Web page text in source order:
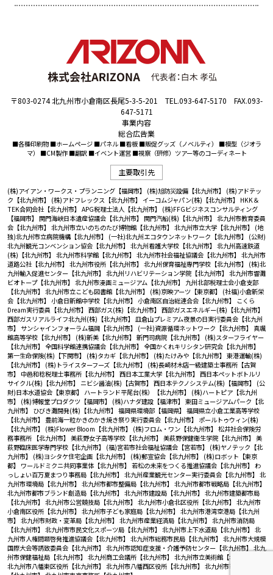
〒803-0274 北九州市小倉南区長尾5-3-5-201 TEL.093-647-5170 FAX.093-
647-5171
事業内容
総合広告業
■各種印刷物 ■ホームページ ■パネル ■看板 ■販促グッズ（ノベルティ） ■模型（ジオラ
マ） ■CM製作 ■翻訳 ■イベント運営 ■視察（研修）ツアー等のコーディネート
主要取引先
(株)アイアン・ワークス・プランニング【福岡市】 (株)旭防災設備【北九州市】 (株)アドテッ
ク【北九州市】 (株)アドフレックス【北九州市】 イーコムジャパン(株)【北九州市】 HKK＆
TEK合同会社【北九州市】 APG税理士法人【北九州市】 (株)FFGビジネスコンサルティング
【福岡市】 関門海峡日本遺産協議会【北九州市】 関門汽船(株)【北九州市】 北九州市教育委員
会【北九州市】 北九州市立いのちのたび博物館【北九州市】 北九州市立大学【北九州市】 (地
独)北九州市立病院機構【北九州市】 (一社)北九州エコタウンネットワーク【北九州市】 (公財)
北九州観光コンベンション協会【北九州市】 北九州看護大学校【北九州市】 北九州高速鉄道
(株)【北九州市】 北九州市科学館【北九州市】 北九州市社会福祉協議会【北九州市】 北九州市
道路公社【北九州市】 北九州市役所【北九州市】 北九州保育福祉専門学校【北九州市】 (株)北
九州輸入促進センター【北九州市】 北九州リハビリテーション学院【北九州市】 北九州市響灘
ビオトープ【北九州市】 北九州市漫画ミュージアム【北九州市】 九州北部税理士会小倉支部
【北九州市】 北九州市立こども図書館【北九州市】 (株)京映アーツ【東京都】 (社福)小倉新栄
会【北九州市】 小倉日新館中学校【北九州市】 小倉南区自治総連合会【北九州市】
こくら
Dream実行委員【北九州市】 西部ガス(株)【北九州市】 西部ガスエネルギー(株)【北九州市】
西部ガスリアルライフ北九州(株)【北九州市】 皿倉山プレミアム夜景の日実行委員会【北九州
市】 サンシャインフォーラム福岡【北九州市】 (一社)資源循環ネットワーク【北九州市】 真颯
館高等学校【北九州市】 (株)新美【北九州市】 新門司病院【北九州市】 (株)スターフライヤー
【北九州市】 全国科学館連携協議会【北九州市】 全国かくれキリシタン研究会【北九州市】
第一生命保険(株)【下関市】 (株)タカギ【北九州市】 (株)たけみや【北九州市】 東港運輸(株)
【北九州市】 (株)トライスターフーズ【北九州市】 (株)長崎材木店一級建築士事務所【古賀
市】 中邑和稔税理士事務所【北九州市】 西日本工業大学【北九州市】 西日本ペットボトルリ
サイクル(株)【北九州市】 ニビシ醤油(株)【古賀市】 西日本テクノシステム(株)【福岡市】 (公
財)日本水道協会【東京都】 ハートランド平尾台(株）【北九州市】 (株)ハートピア【北九州
市】 (株)博報堂プロダクツ【福岡市】 (株)ハナダ建設【福津市】 東田ミュージアムパーク【北
九州市】 ひびき灘開発(株)【北九州市】 福岡県環境部【福岡県】 福岡県立小倉工業高等学校
【北九州市】 豊前海一粒かきのかき焼き祭り実行委員会【北九州市】 ポールトゥウィン(株)
【北九州市】 (株)Flower Bloom【北九州市】 (株)フロム・ワン【北九州市】 松井社会保険労
務事務所 【北九州市】 美萩野女子高等学校【北九州市】 美萩野保健衛生学院【北九州市】 美
萩野臨床医学専門学校【北九州市】 (福)宮若市社会福祉協議会【宮若市】 (株)ヤノテック【北
九州市】 (株)ヨシタケ住宅企画【北九州市】 (株)郵宣協会【北九州市】 (株)ロボット【東京
都】 ワールドミクニ共同事業体【北九州市】 若松の未来をつくる推進協議会【北九州市】 わ
っしょい百万夏まつり事務局【北九州市】 北九州産業観光センター実行委員会【北九州市】 北
九州市環境局【北九州市】 北九州市都市整備局【北九州市】 北九州市都市戦略局【北九州市】
北九州市都市ブランド創造局【北九州市】 北九州市建設局【北九州市】 北九州市建築都市局
【北九州市】 北九州市公営競技局【北九州市】 北九州市小倉北区役所【北九州市】 北九州市
小倉南区役所【北九州市】 北九州市子ども家庭局【北九州市】 北九州市港湾空港局【北九州
市】 北九州市財政・変革局【北九州市】 北九州市産業経済局【北九州市】 北九州市消防局
【北九州市】 北九州市市民文化スポーツ局【北九州市】 北九州市上下水道局【北九州市】 北
九州市人権問題啓発推進協議会【北九州市】 北九州市総務市民局【北九州市】 北九州市大規模
国際大会等誘致委員会【北九州市】 北九州市認知症支援・介護予防センター【北九州市】 北九
州市保健福祉局【北九州市】 北九州商工会議所【北九州市】 北九州市立美術館【北九州市】
北九州市八幡東区役所【北九州市】 北九州市八幡西区役所【北九州市】 北九州市若松区役所